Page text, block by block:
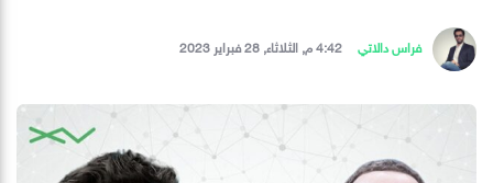
فراس دالاتي 4:42 م, الثلاثاء, 28 فبراير 2023